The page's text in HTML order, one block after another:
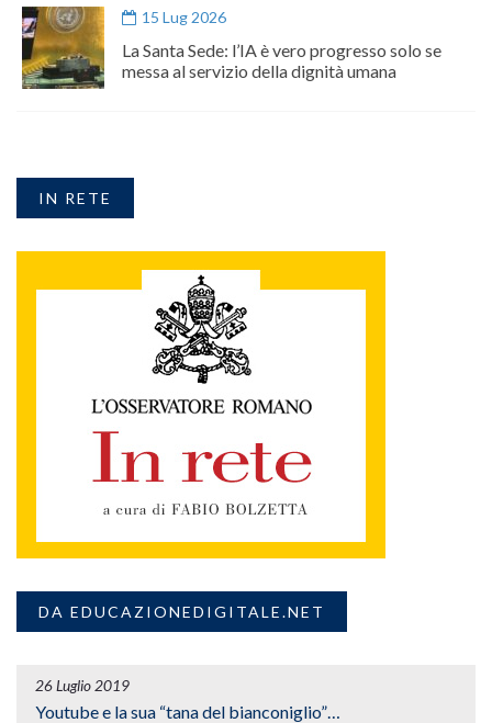
15 Lug 2026
La Santa Sede: l’IA è vero progresso solo se
messa al servizio della dignità umana
IN RETE
DA EDUCAZIONEDIGITALE.NET
26 Luglio 2019
Youtube e la sua “tana del bianconiglio”…